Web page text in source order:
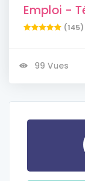
Emploi -
(145)
99 Vues